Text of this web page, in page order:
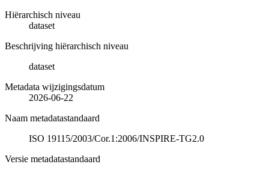
Hiërarchisch niveau
dataset
Beschrijving hiërarchisch niveau
dataset
Metadata wijzigingsdatum
2026-06-22
Naam metadatastandaard
ISO 19115/2003/Cor.1:2006/INSPIRE-TG2.0
Versie metadatastandaard